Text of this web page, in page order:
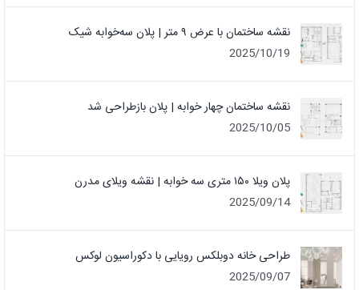
نقشه ساختمان با عرض ۹ متر | پلان سه‌خوابه شیک
2025/10/19
نقشه ساختمان چهار خوابه | پلان بازطراحی شد
2025/10/05
پلان ویلا ۱۵۰ متری سه خوابه | نقشه ویلای مدرن
2025/09/14
طراحی خانه دوبلکس رویایی با دکوراسیون لوکس
2025/09/07